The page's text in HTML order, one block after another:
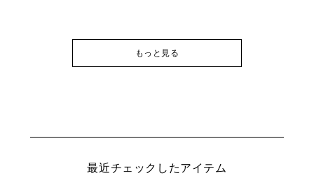
もっと見る
最近チェックしたアイテム